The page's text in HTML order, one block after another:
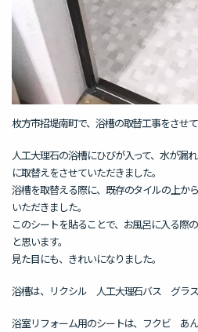
枚方市招堤南町で、浴槽の取替工事をさせて
人工大理石の浴槽にひびが入って、水が漏
に取替えをさせていただきました。
浴槽を取替える際に、既存のタイルの上か
いただきました。
このシートを貼ることで、お風呂に入る際
と思います。
見た目にも、きれいになりました。
浴槽は、リクシル 人工大理石バス グラス
浴室リフォーム用のシートは、フクビ あ